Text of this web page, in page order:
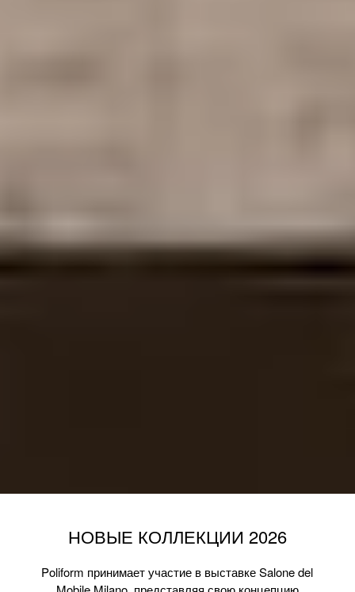
НОВЫЕ КОЛЛЕКЦИИ 2026
Poliform принимает участие в выставке Salone del